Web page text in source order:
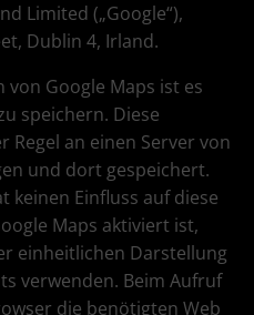
Limited („Google“),
Dublin 4, Irland.
Google Maps ist es
speichern. Diese
an einen Server von
und dort gespeichert.
keinen Einfluss auf diese
Maps aktiviert ist,
einheitlichen Darstellung
verwenden. Beim Aufruf
die benötigten Web